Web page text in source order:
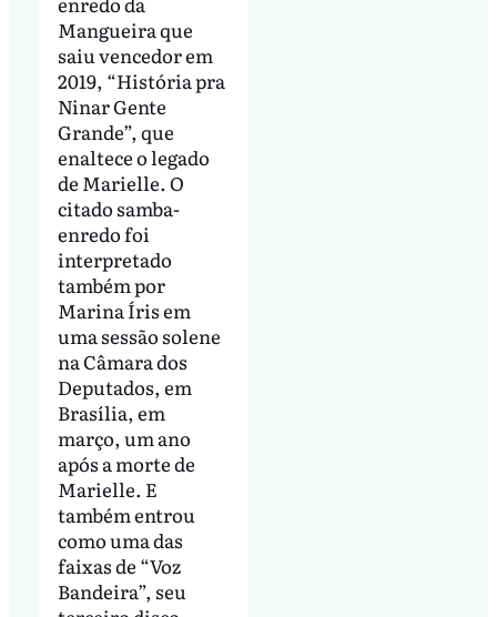
Mangueira que
saiu vencedor em
2019, “História pra
Ninar Gente
Grande”, que
enaltece o legado
de Marielle. O
citado samba-
enredo foi
interpretado
também por
Marina Íris em
uma sessão solene
na Câmara dos
Deputados, em
Brasília, em
março, um ano
após a morte de
Marielle. E
também entrou
como uma das
faixas de “Voz
Bandeira”, seu